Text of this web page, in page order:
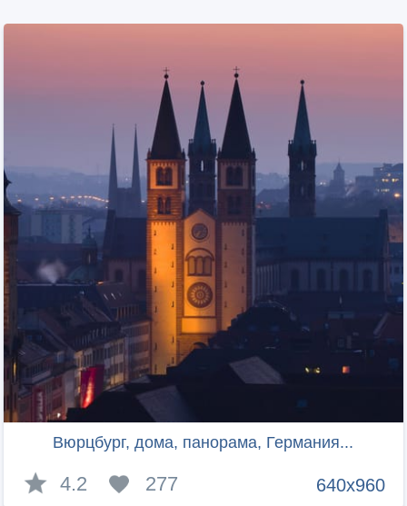
Вюрцбург, дома, панорама, Германия...
640x960
4.2 277